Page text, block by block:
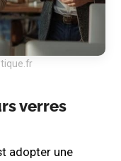
verres
adopter une